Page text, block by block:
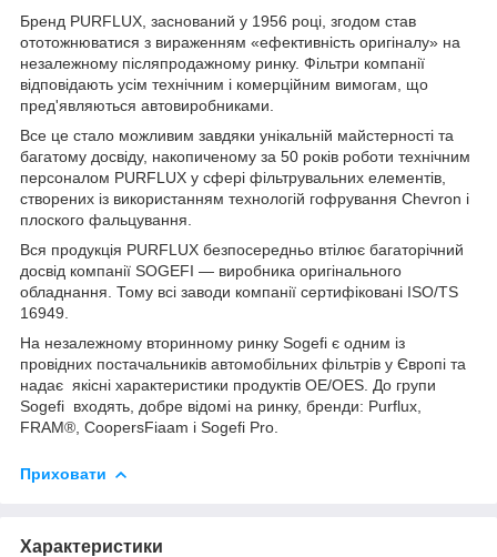
Бренд PURFLUX, заснований у 1956 році, згодом став
ототожнюватися з вираженням «ефективність оригіналу» на
незалежному післяпродажному ринку. Фільтри компанії
відповідають усім технічним і комерційним вимогам, що
пред'являються автовиробниками.
Все це стало можливим завдяки унікальній майстерності та
багатому досвіду, накопиченому за 50 років роботи технічним
персоналом PURFLUX у сфері фільтрувальних елементів,
створених із використанням технологій гофрування Chevron і
плоского фальцування.
Вся продукція PURFLUX безпосередньо втілює багаторічний
досвід компанії SOGEFI — виробника оригінального
обладнання. Тому всі заводи компанії сертифіковані ISO/TS
16949.
На незалежному вторинному ринку Sogefi є одним із
провідних постачальників автомобільних фільтрів у Європі та
надає якісні характеристики продуктів OE/OES. До групи
Sogefi входять, добре відомі на ринку, бренди: Purflux,
FRAM®, CoopersFiaam і Sogefi Pro.
Приховати
Характеристики